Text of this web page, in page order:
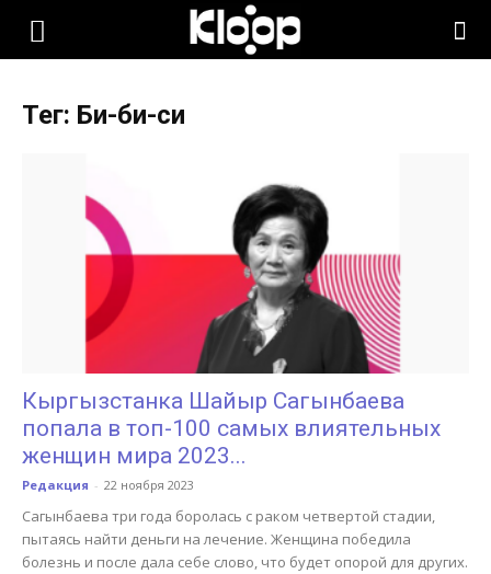
KLOOP.KG
Кыргызстана
Тег: Би-би-си
Кыргызстанка Шайыр Сагынбаева
попала в топ-100 самых влиятельных
женщин мира 2023...
Редакция - 22 ноября 2023
Сагынбаева три года боролась с раком четвертой стадии,
пытаясь найти деньги на лечение. Женщина победила
болезнь и после дала себе слово, что будет опорой для других.